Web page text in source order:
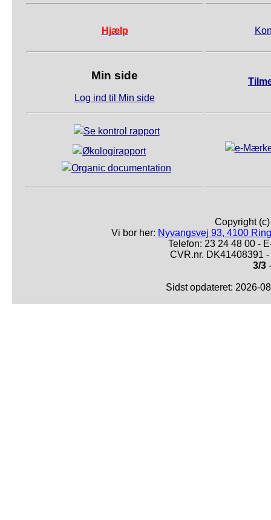
Hjælp
Min side
Log ind til Min side
Copyright
Vi bor her: Nyvangsvej 93, 4100
Telefon: 23 24 48 00 -
CVR.nr. DK41408391
3/3
Sidst opdateret: 2026-